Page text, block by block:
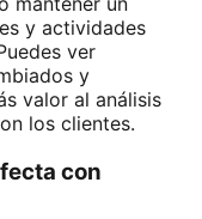
y actividades
ver
y
valor al análisis
los clientes.
con